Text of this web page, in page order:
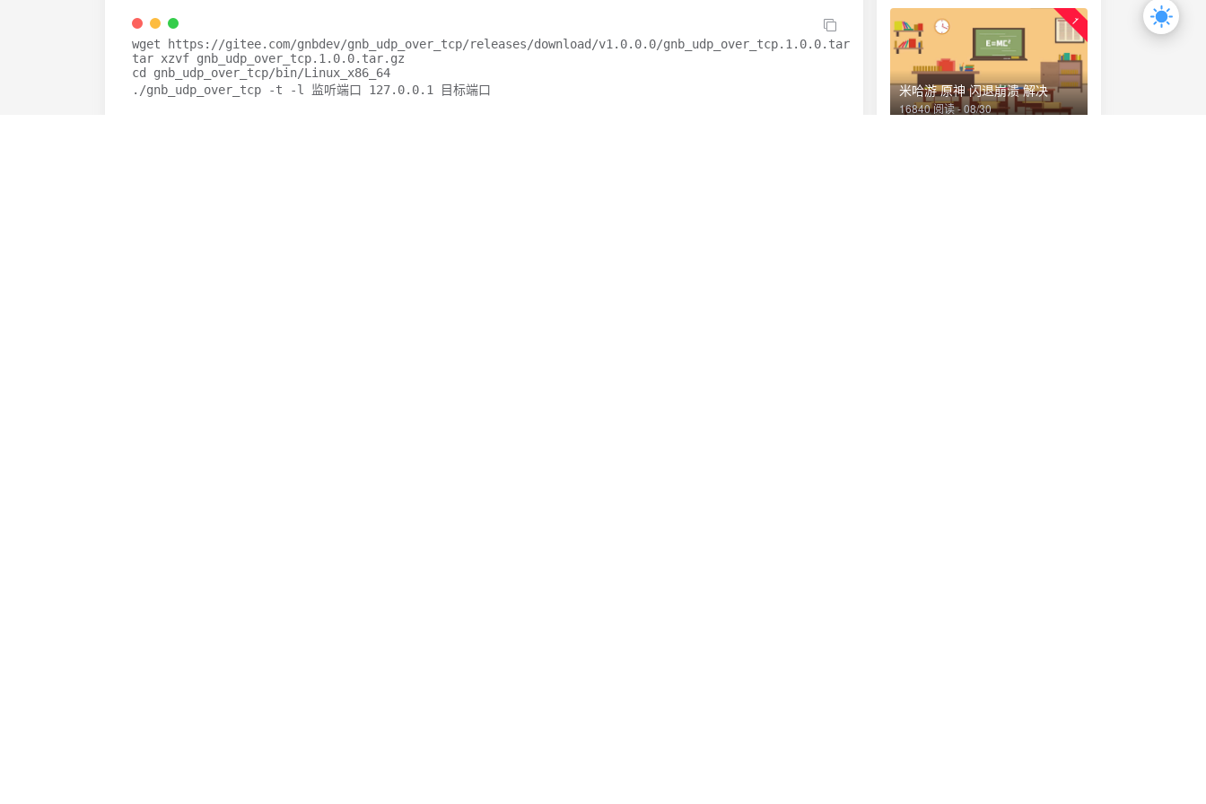
wget https : //gitee.com/gnbdev/gnb_udp_over_tcp/releases/download/v1.0.0.0/gnb_udp_over_tcp.1.0.0.tar.gz
tar xzvf gnb_udp_over_tcp. 1.0.0. tar. gz
cd gnb_udp_over_tcp/bin/
. /gnb_udp_over_tcp -t -l 监听端口 127.0.0.1 目标端口
1
米哈游 原神 闪退崩溃 解决
16840 阅读 - 08/30